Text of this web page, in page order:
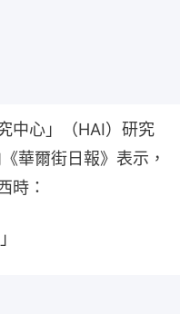
中心」（HAI）研究
華爾街日報》表示，
時：